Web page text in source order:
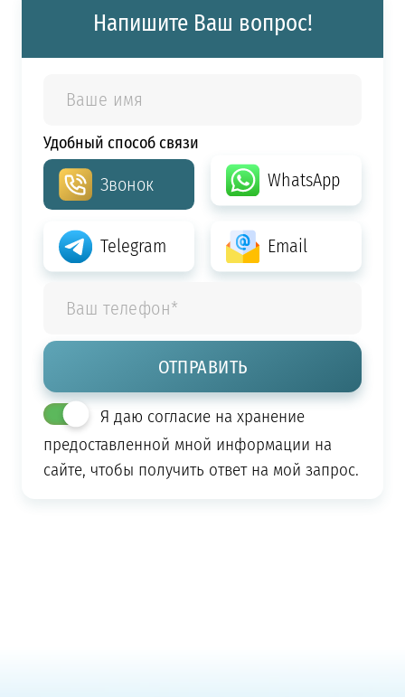
Напишите Ваш вопрос!
Удобный способ связи
Звонок WhatsApp
Telegram Email
Я даю согласие на хранение
предоставленной мной информации на
сайте, чтобы получить ответ на мой запрос.